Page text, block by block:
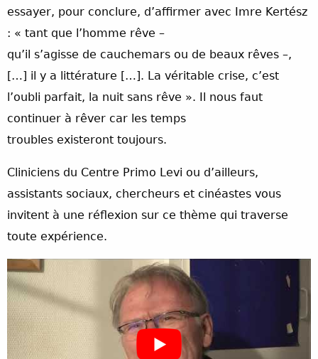
essayer, pour conclure, d’affirmer avec Imre Kertész
: « tant que l’homme rêve –
qu’il s’agisse de cauchemars ou de beaux rêves –,
[…] il y a littérature […]. La véritable crise, c’est
l’oubli parfait, la nuit sans rêve ». Il nous faut
continuer à rêver car les temps
troubles existeront toujours.
Cliniciens du Centre Primo Levi ou d’ailleurs,
assistants sociaux, chercheurs et cinéastes vous
invitent à une réflexion sur ce thème qui traverse
toute expérience.